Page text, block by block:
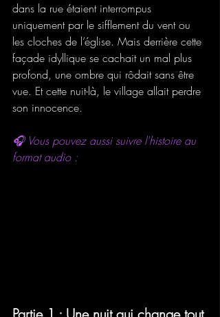
dans la rue étaient interrompus
uniquement par le sifflement du vent ou
les cloches de l’église. Mais derrière cette
façade idyllique se cachait un mal plus
profond, une ombre qui rôdait sans être
vue. Et cette nuit-là, le village allait perdre
son innocence.
🎧 Vous pouvez aussi suivre l'histoire au
format audio :